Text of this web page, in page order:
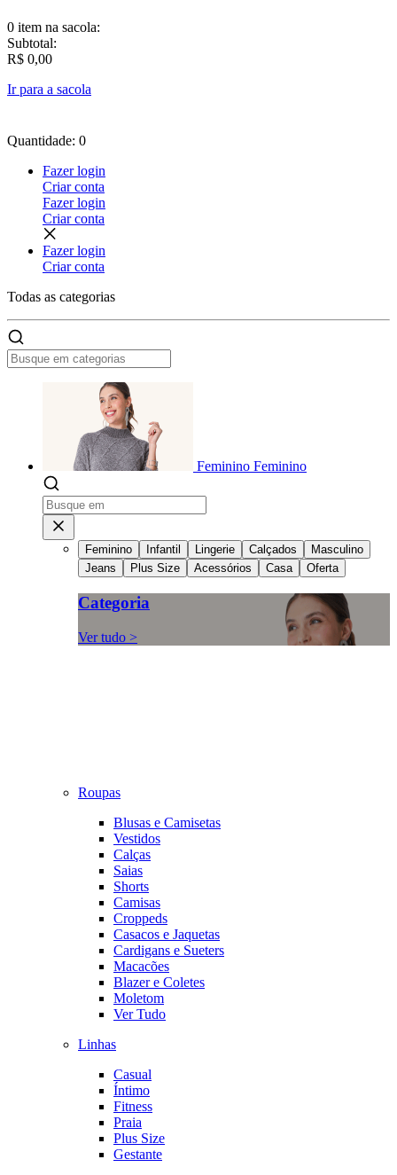
0 item na sacola:
Subtotal:
R$ 0,00
Ir para a sacola
Quantidade: 0
Fazer login
Criar conta
Fazer login
Criar conta
Fazer login
Criar conta
Todas as categorias
Feminino Feminino
Feminino Infantil Lingerie Calçados
Masculino
Jeans
Plus Size Acessórios Casa Oferta
Categoria
Ver tudo >
Roupas
Blusas e Camisetas
Vestidos
Calças
Saias
Shorts
Camisas
Croppeds
Casacos e Jaquetas
Cardigans e Sueters
Macacões
Blazer e Coletes
Moletom
Ver Tudo
Linhas
Casual
Íntimo
Fitness
Praia
Plus Size
Gestante